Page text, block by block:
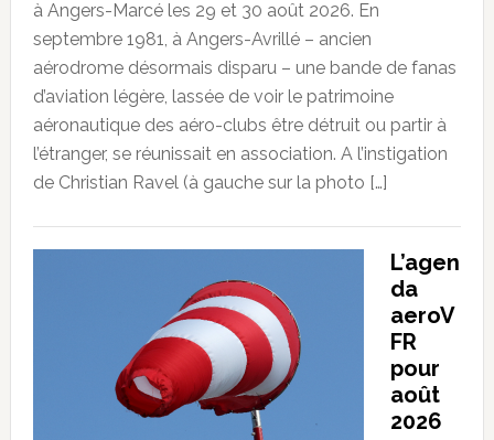
à Angers-Marcé les 29 et 30 août 2026. En
septembre 1981, à Angers-Avrillé – ancien
aérodrome désormais disparu – une bande de fanas
d’aviation légère, lassée de voir le patrimoine
aéronautique des aéro-clubs être détruit ou partir à
l’étranger, se réunissait en association. A l’instigation
de Christian Ravel (à gauche sur la photo […]
L’agen
da
aeroV
FR
pour
août
2026